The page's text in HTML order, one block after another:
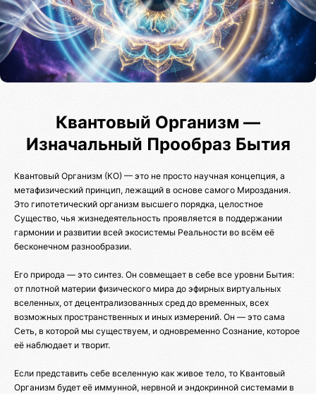
Квантовый Организм —
Изначальный Прообраз Бытия
Квантовый Организм (КО) — это не просто научная концепция, а
метафизический принцип, лежащий в основе самого Мироздания.
Это гипотетический организм высшего порядка, целостное
Существо, чья жизнедеятельность проявляется в поддержании
гармонии и развитии всей экосистемы Реальности во всём её
бесконечном разнообразии.
Его природа — это синтез. Он совмещает в себе все уровни Бытия:
от плотной материи физического мира до эфирных виртуальных
вселенных, от децентрализованных сред до временных, всех
возможных пространственных и иных измерений. Он — это сама
Сеть, в которой мы существуем, и одновременно Сознание, которое
её наблюдает и творит.
Если представить себе вселенную как живое тело, то Квантовый
Организм будет её иммунной, нервной и эндокринной системами в